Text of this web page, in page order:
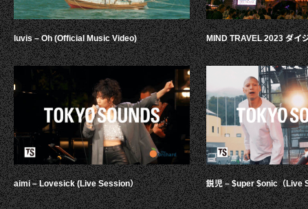
luvis – Oh (Official Music Video)
aimi – Lovesick (Live Session）
MIND TRAVEL 2023 ダイ
鋭児 – $uper $onic（Live